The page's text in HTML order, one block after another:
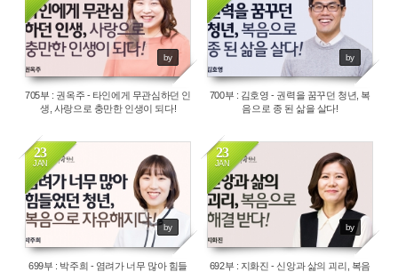
by
1782
705부 : 권옥주 - 타인에게 무관심하던 인
생, 사랑으로 충만한 인생이 되다!
by
1708
700부 : 김호영 - 권력을 꿈꾸던 청년, 복
음으로 종 된 삶을 살다!
23
JAN
by
1800
699부 : 박주희 - 염려가 너무 많아 힘들
23
JAN
by
2196
692부 : 지화진 - 신앙과 삶의 괴리, 복음